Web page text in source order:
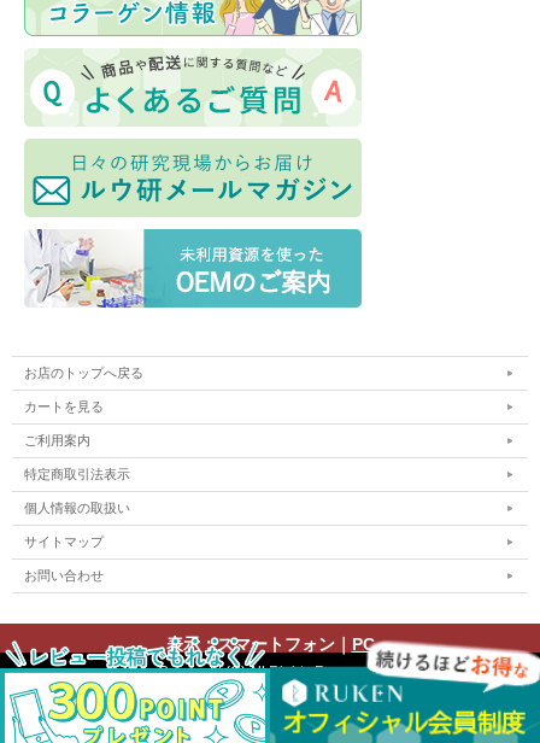
お店のトップへ戻る
カートを見る
ご利用案内
特定商取引法表示
個人情報の取扱い
サイトマップ
お問い合わせ
表示：スマートフォン｜ PC
Copyright (C) All Rights Reserved.